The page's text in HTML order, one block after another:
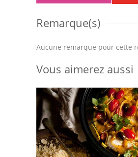
Remarque(s)
Aucune remarque pour cette
Vous aimerez aussi